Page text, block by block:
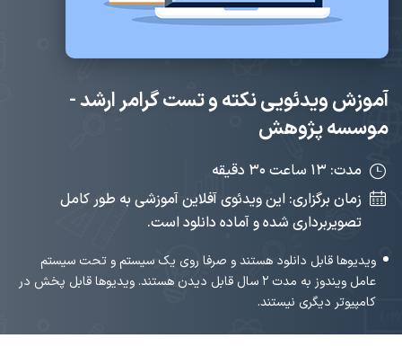
آموزش ویدئویی نکته و تست گرامر ارشد -
موسسه پژوهش
مدت: ۱۳ ساعت ۳۰ دقیقه
زمان برگزاری: این ویدئوی آفلاین آموزشی به طور کامل
تصویربرداری شده و آماده دانلود است.
ویدیوها قابل دانلود هستند و صرفا روی یک سیستم و تحت سیستم
عامل ویندوز به مدت ۲ سال قابل دیدن هستند. ویدیوها قابل پخش در
کامپیوتر دیگری نیستند.